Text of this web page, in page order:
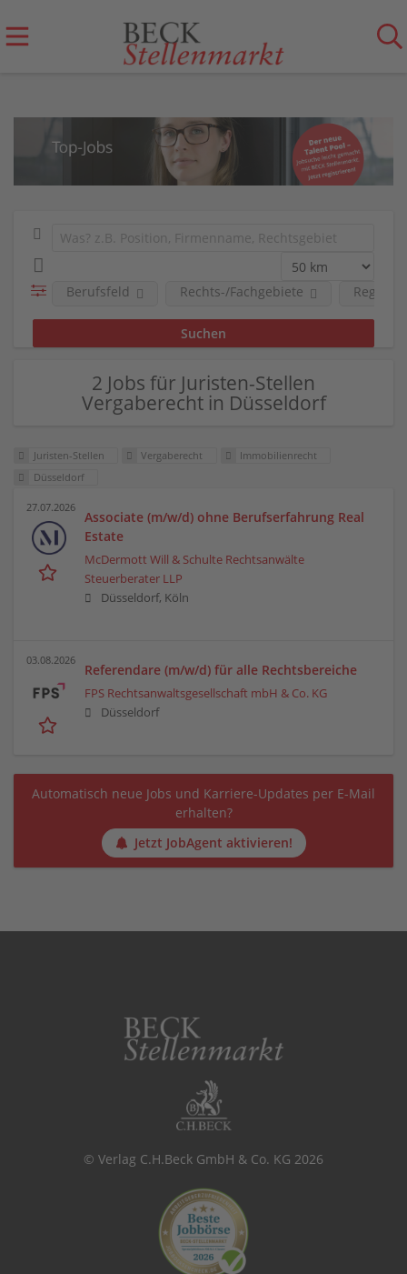
Berufsfeld Rechts-/Fachgebiete Region
2 Jobs für Juristen-Stellen
Vergaberecht in Düsseldorf
Juristen-Stellen Vergaberecht
Immobilienrecht
Düsseldorf
27.07.2026
Associate (m/w/d) ohne Berufserfahrung Real
Estate
McDermott Will & Schulte Rechtsanwälte
Steuerberater LLP
Düsseldorf, Köln
03.08.2026
Referendare (m/w/d) für alle Rechtsbereiche
FPS Rechtsanwaltsgesellschaft mbH & Co. KG
Düsseldorf
Automatisch neue Jobs und Karriere-Updates per E-Mail
erhalten?
Jetzt JobAgent aktivieren!
© Verlag C.H.Beck GmbH & Co. KG 2026